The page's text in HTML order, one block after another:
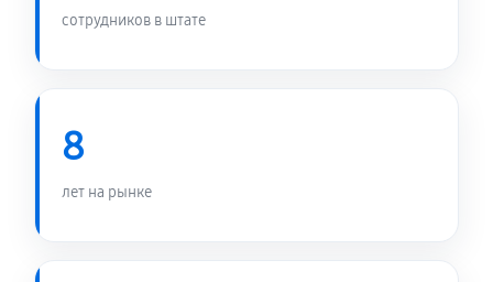
сотрудников в штате
8
лет на рынке